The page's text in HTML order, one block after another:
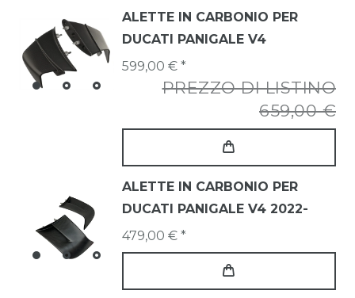
ALETTE IN CARBONIO PER
DUCATI PANIGALE V4
PREZZO DI LISTINO
659,00 €
599,00 € *
ALETTE IN CARBONIO PER
DUCATI PANIGALE V4 2022-
479,00 € *